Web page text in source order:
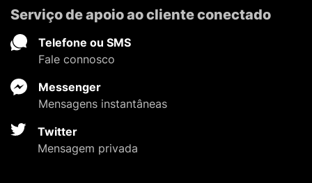
Serviço de apoio ao cliente conectado
Telefone ou SMS
Fale connosco
Messenger
Mensagens instantâneas
Twitter
Mensagem privada